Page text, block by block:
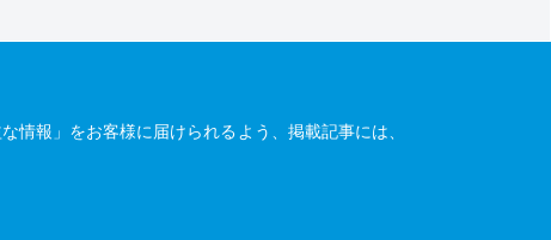
情報」をお客様に届けられるよう、掲載記事には、